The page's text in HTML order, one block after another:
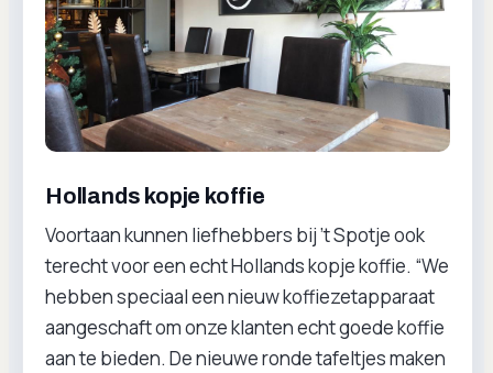
Hollands kopje koffie
Voortaan kunnen liefhebbers bij ’t Spotje ook
terecht voor een echt Hollands kopje koffie. “We
hebben speciaal een nieuw koffiezetapparaat
aangeschaft om onze klanten echt goede koffie
aan te bieden. De nieuwe ronde tafeltjes maken